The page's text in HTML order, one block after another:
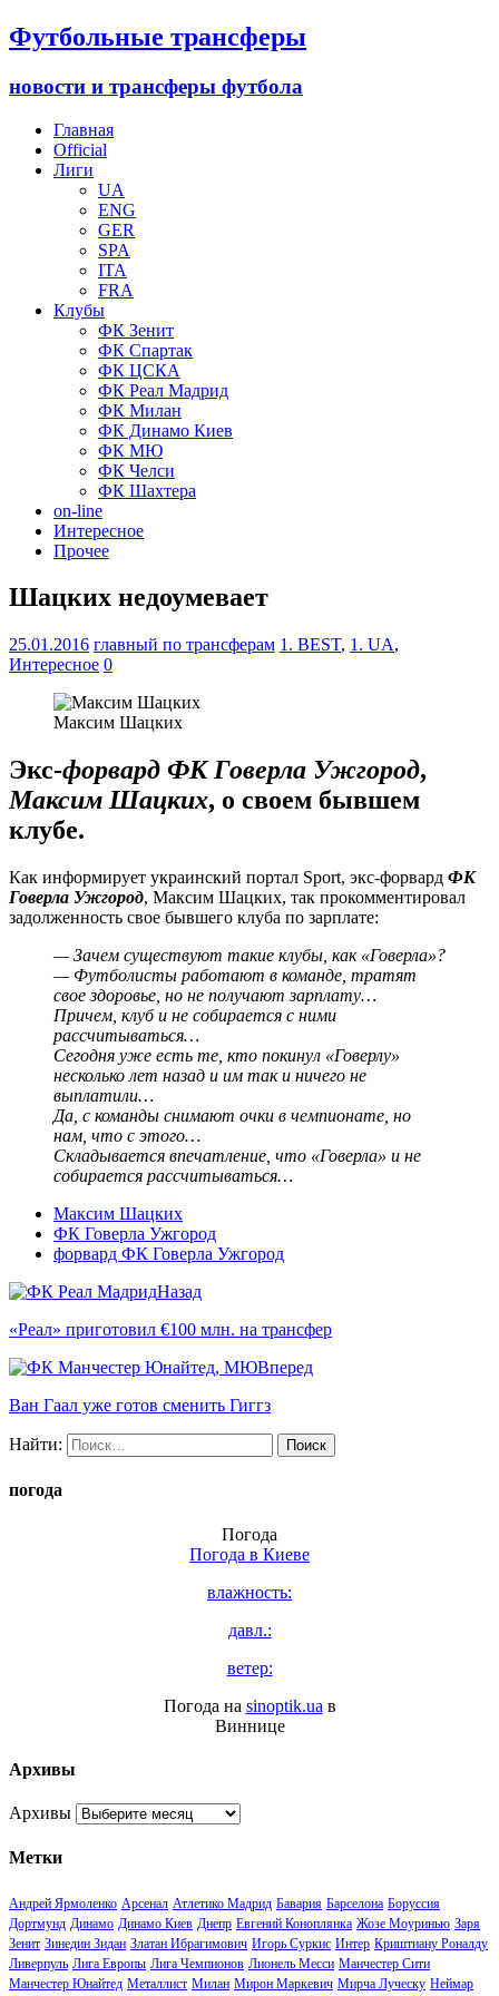
Футбольные трансферы
новости и трансферы футбола
Главная
Official
Лиги
UA
ENG
GER
SPA
ITA
FRA
Клубы
ФК Зенит
ФК Спартак
ФК ЦСКА
ФК Реал Мадрид
ФК Милан
ФК Динамо Киев
ФК МЮ
ФК Челси
ФК Шахтера
on-line
Интересное
Прочее
Шацких недоумевает
25.01.2016 главный по трансферам 1. BEST, 1. UA,
Интересное 0
Максим Шацких
Экс-форвард ФК Говерла Ужгород,
Максим Шацких, о своем бывшем
клубе.
Как информирует украинский портал Sрort, экс-форвард ФК
Говерла Ужгород, Максим Шацких, так прокомментировал
задолженность свое бывшего клуба по зарплате:
— Зачем существуют такие клубы, как «Говерла»?
— Футболисты работают в команде, тратят
свое здоровье, но не получают зарплату…
Причем, клуб и не собирается с ними
рассчитываться…
Сегодня уже есть те, кто покинул «Говерлу»
несколько лет назад и им так и ничего не
выплатили…
Да, с команды снимают очки в чемпионате, но
нам, что с этого…
Складывается впечатление, что «Говерла» и не
собирается рассчитываться…
Максим Шацких
ФК Говерла Ужгород
форвард ФК Говерла Ужгород
Назад
«Реал» приготовил €100 млн. на трансфер
Вперед
Ван Гаал уже готов сменить Гиггз
Найти:
погода
Погода
Погода в Киеве
влажность:
давл.:
ветер:
Погода на sinoptik.ua в
Виннице
Архивы
Архивы
Метки
Андрей Ярмоленко Арсенал Атлетико Мадрид Бавария Барселона Боруссия
Дортмунд Динамо Динамо Киев Днепр Евгений Коноплянка Жозе Моуринью Заря
Зенит Зинедин Зидан Златан Ибрагимович Игорь Суркис Интер Криштиану Роналду
Ливерпуль Лига Европы Лига Чемпионов Лионель Месси Манчестер Сити
Манчестер Юнайтед Металлист Милан Мирон Маркевич Мирча Луческу Неймар